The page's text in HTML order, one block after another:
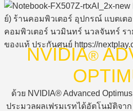
NVIDIA®
ด้วย NVIDIA® Advanced
ประมวลผลเฟรมเรทได้อัตโนมัติจา